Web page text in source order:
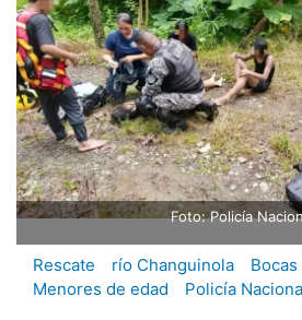
Foto: Policía
Rescate río Changuinola
Menores de edad
Policía